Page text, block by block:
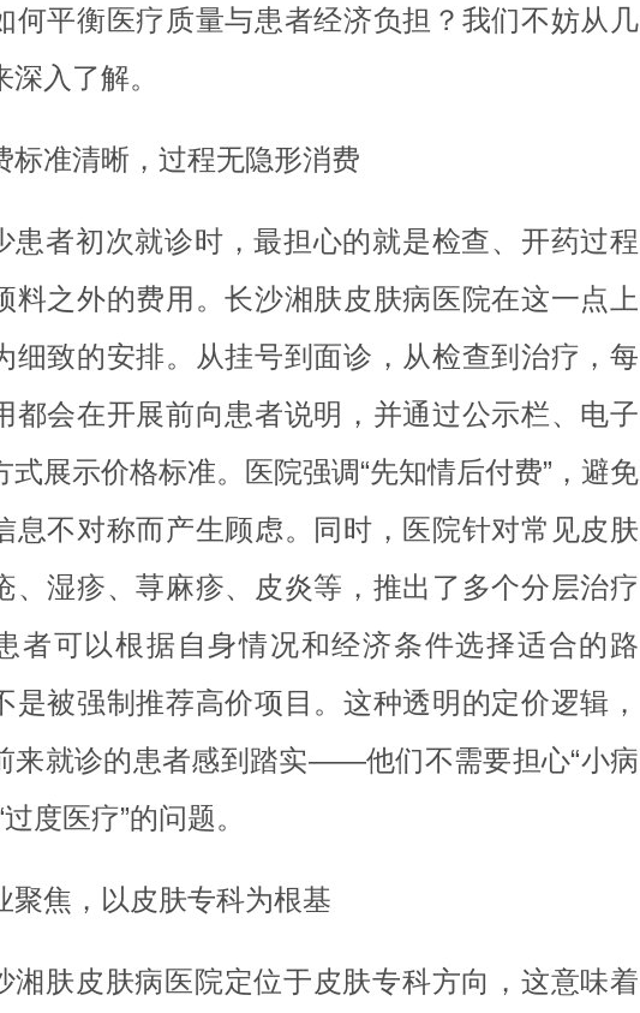
何平衡医疗质量与患者经济负担？我们不妨从几
入了解。
标准清晰，过程无隐形消费
患者初次就诊时，最担心的就是检查、开药过程
料之外的费用。长沙湘肤皮肤病医院在这一点上
细致的安排。从挂号到面诊，从检查到治疗，每
都会在开展前向患者说明，并通过公示栏、电子
式展示价格标准。医院强调“先知情后付费”，避免
息不对称而产生顾虑。同时，医院针对常见皮肤
、湿疹、荨麻疹、皮炎等，推出了多个分层治疗
者可以根据自身情况和经济条件选择适合的路
是被强制推荐高价项目。这种透明的定价逻辑，
来就诊的患者感到踏实——他们不需要担心“小病
度医疗”的问题。
聚焦，以皮肤专科为根基
湘肤皮肤病医院定位于皮肤专科方向，这意味着